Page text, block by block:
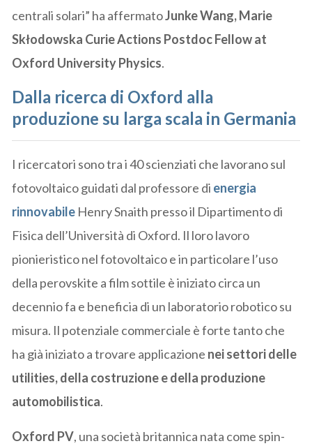
centrali solari” ha affermatoJunke Wang, Marie
Skłodowska Curie Actions Postdoc Fellow at
Oxford University Physics.
Dalla ricerca di Oxford alla
produzione su larga scala in Germania
I ricercatori sono tra i 40 scienziati che lavorano sul
fotovoltaico guidati dal professore di energia
rinnovabile Henry Snaith presso il Dipartimento di
Fisica dell’Università di Oxford. Il loro lavoro
pionieristico nel fotovoltaico e in particolare l’uso
della perovskite a film sottile è iniziato circa un
decennio fa e beneficia di un laboratorio robotico su
misura. Il potenziale commerciale è forte tanto che
ha già iniziato a trovare applicazione nei settori delle
utilities, della costruzione e della produzione
automobilistica.
Oxford PV, una società britannica nata come spin-